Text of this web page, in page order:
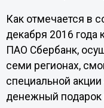
Как отмечается в
декабря 2016 года
ПАО Сбербанк,
семи регионах,
специальной
денежный подарок